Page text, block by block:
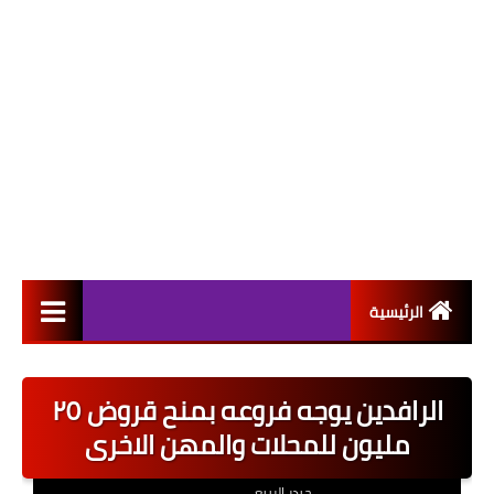
الرئيسية
اخبار القطاع العام
اخبار القطاع الخاص
الرافدين يوجه فروعه بمنح قروض ٢٥
مليون للمحلات والمهن الاخرى